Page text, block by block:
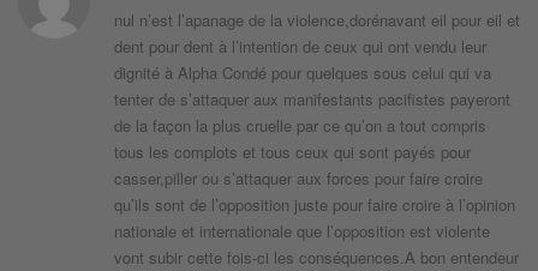
nul n’est l’apanage de la violence,dorénavant eil pour eil et
dent pour dent à l’intention de ceux qui ont vendu leur
dignité à Alpha Condé pour quelques sous celui qui va
tenter de s’attaquer aux manifestants pacifistes payeront
de la façon la plus cruelle par ce qu’on a tout compris
tous les complots et tous ceux qui sont payés pour
casser,piller ou s’attaquer aux forces pour faire croire
qu’ils sont de l’opposition juste pour faire croire à l’opinion
nationale et internationale que l’opposition est violente
vont subir cette fois-ci les conséquences.A bon entendeur